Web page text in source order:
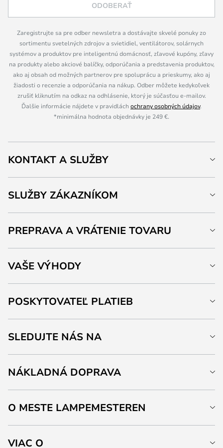
ODOBERAŤ
Zaregistrujte sa pre odber newsletra a dostávajte skvelé ponuky zo
sortimentu svetelných zdrojov a svietidiel, ventilátorov, solárnych
systémov a produktov pre inteligentnú domácnosť, zľavové kupóny, zľavy
na produkty alebo akciové balíčky, odporúčania a predstavenia produktov,
ako aj obsah od možných partnerov pre spoluprácu a prieskumy, ako aj
žiadosti o recenzie a odporúčania na nákup. Odber môžete kedykoľvek
zrušiť kliknutím na odkaz na odhlásenie, ktorý je súčasťou e-mailov.
Ďalšie informácie nájdete v pravidláchochrany osobných údajov.
*minimálna hodnota objednávky je 249 €.
KONTAKT A SLUŽBY
SLUŽBY ZÁKAZNÍKOM
PREPRAVA A VRÁTENIE TOVARU
VAŠE VÝHODY
POSKYTOVATEĽ PLATIEB
SLEDUJTE NÁS NA
NÁKLADNÁ DOPRAVA
O MESTE LAMPEMESTEREN
VIAC O